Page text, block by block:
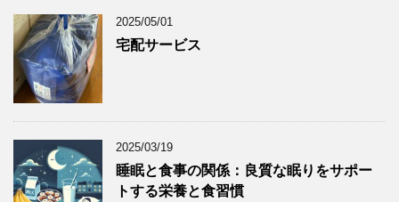
2025/05/01
宅配サービス
2025/03/19
睡眠と食事の関係：良質な眠りをサポー
トする栄養と食習慣